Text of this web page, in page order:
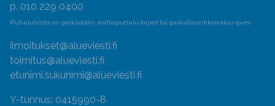
p. 010 229 0400
(Puheluhinta on pelkästään matkapuhelu (mpm) tai paikallisverkkomaksu (pvm)
ilmoitukset@alueviesti.fi
toimitus@alueviesti.fi
etunimi.sukunimi@alueviesti.fi
Y-tunnus: 0415990-8